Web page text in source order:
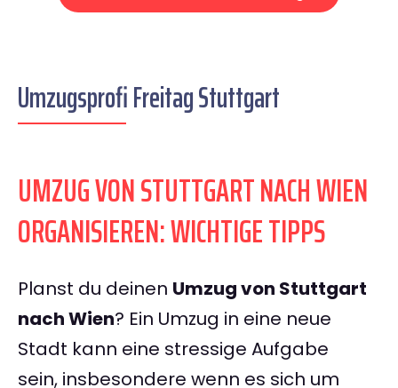
Umzugsprofi Freitag Stuttgart
UMZUG VON STUTTGART NACH WIEN
ORGANISIEREN: WICHTIGE TIPPS
Planst du deinen Umzug von Stuttgart
nach Wien? Ein Umzug in eine neue
Stadt kann eine stressige Aufgabe
sein, insbesondere wenn es sich um